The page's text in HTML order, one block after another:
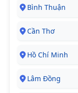
Bình Thuận
Cần Thơ
Hồ Chí Minh
Lâm Đồng